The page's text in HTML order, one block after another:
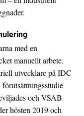
med en
manuellt arbete.
utvecklare på IDC
och VSAB
hösten 2019 och